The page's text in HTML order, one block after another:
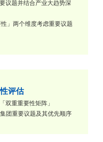
议题并结合产业大趋势深
」两个维度考虑重要议题
评估
双重重要性矩阵」
团重要议题及其优先顺序